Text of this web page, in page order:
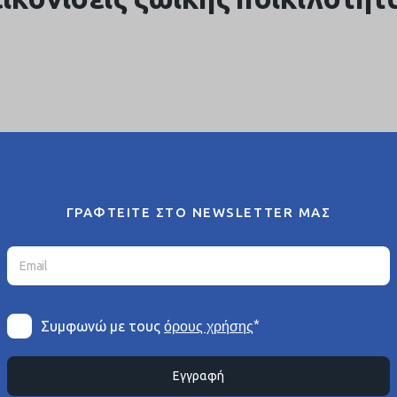
ΓΡΑΦΤΕΙΤΕ ΣΤΟ NEWSLETTER ΜΑΣ
Συμφωνώ με τους όρους χρήσης*
Εγγραφή